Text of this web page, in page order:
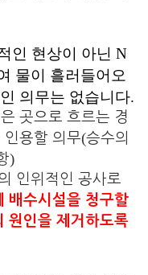
인 현상이 아닌N
물이 흘러들어오
의무는 없습니다.
곳으로 흐르는 경
인용할 의무(승수의
)
인위적인 공사로
배수시설을 청구할
원인을 제거하도록